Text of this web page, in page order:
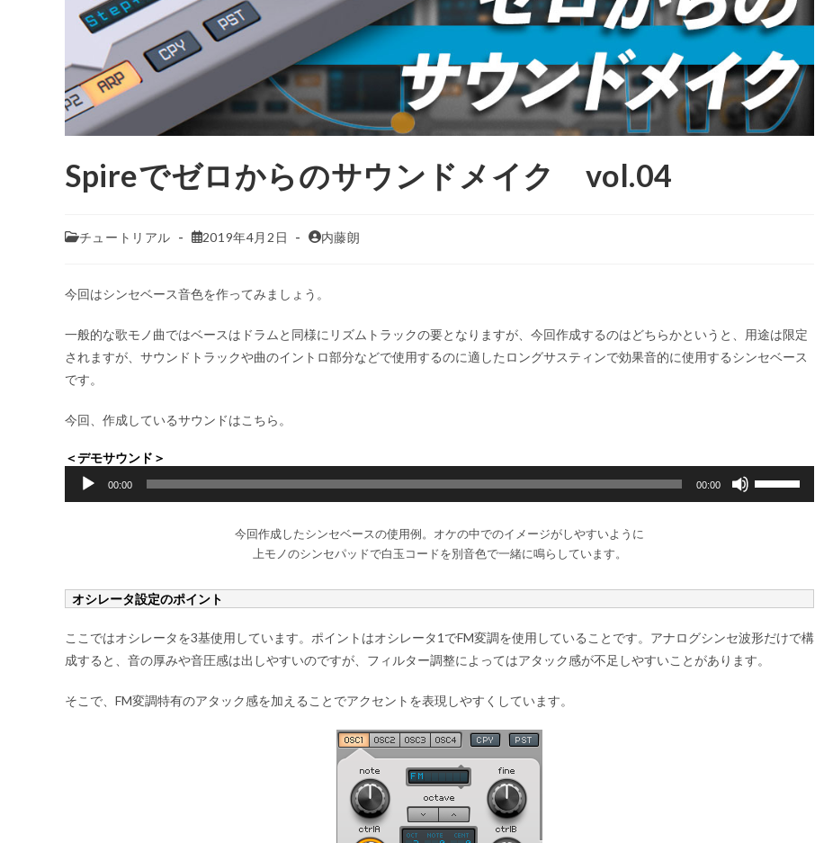
Spireでゼロからのサウンドメイク vol.04
チュートリアル 2019年4月2日 内藤朗
今回はシンセベース音色を作ってみましょう。
一般的な歌モノ曲ではベースはドラムと同様にリズムトラックの要となりますが、今回作成するのはどちらかというと、用途は限定
されますが、サウンドトラックや曲のイントロ部分などで使用するのに適したロングサスティンで効果音的に使用するシンセベース
です。
今回、作成しているサウンドはこちら。
＜デモサウンド＞
声
ヤ
ー
00:00 00:00
調
節
に
は
今回作成したシンセベースの使用例。オケの中でのイメージがしやすいように
上モノのシンセパッドで白玉コードを別音色で一緒に鳴らしています。
オシレータ設定のポイント
ここではオシレータを3基使用しています。ポイントはオシレータ1でFM変調を使用していることです。アナログシンセ波形だけで構
成すると、音の厚みや音圧感は出しやすいのですが、フィルター調整によってはアタック感が不足しやすいことがあります。
そこで、FM変調特有のアタック感を加えることでアクセントを表現しやすくしています。